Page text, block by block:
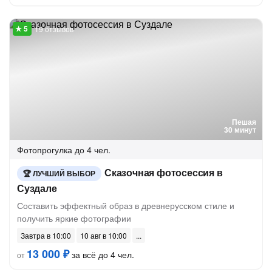
Пешая
30 минут
19 отзывов
Фотопрогулка до 4 чел.
ЛУЧШИЙ ВЫБОР
Сказочная фотосессия в
Суздале
Составить эффектный образ в древнерусском стиле и
получить яркие фотографии
Завтра в 10:00
10 авг в 10:00
от 13 000 ₽за всё до 4 чел.